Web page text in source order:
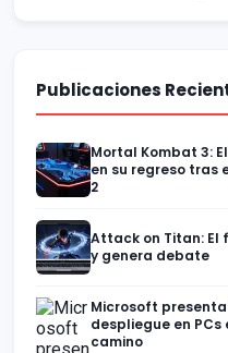
Publicaciones
Mortal Kombat 3:
en su regreso tras
2
Attack on Titan: El
y genera debate
Microsoft
despliegue en
camino